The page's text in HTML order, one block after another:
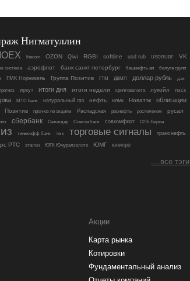
Нигматуллин
litecoin OZON Qiwi RGBI softline usd rub USDRUBF VK
система аэрофлот банк санкт-петербург башнефть ап белуга групп
ГМК Норникель Группа Позитив ГТМ ДВМП доллар рубль дэк
иркут итоги дня итоги недели криптовалюта лукойл лэск
МТС Банк натуральный газ нефть нлмк Новатэк облигации
Позитив прогноз по акциям Распадская роснефть ростелеком
русал
сбербанк Селигдар Совкомбанк совкомфлот СПб Биржа
тинькофф банк тмк торговые сигналы транснефть
РТС эталон ЮГК Южуралзолото ЮМГ юнипро
....все тэги
Акции
Карта рынка
Котировки
Фундаментальный анализ